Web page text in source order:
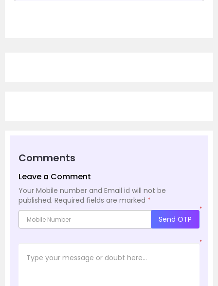
Comments
Leave a Comment
Your Mobile number and Email id will not be
published. Required fields are marked *
*
Send OTP
*